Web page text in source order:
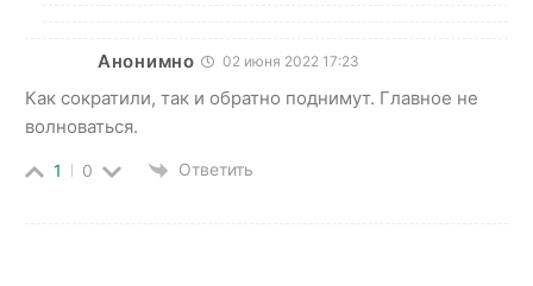
Анонимно 02 июня 2022 17:23
Как сократили, так и обратно поднимут. Главное не
волноваться.
1 0 Ответить